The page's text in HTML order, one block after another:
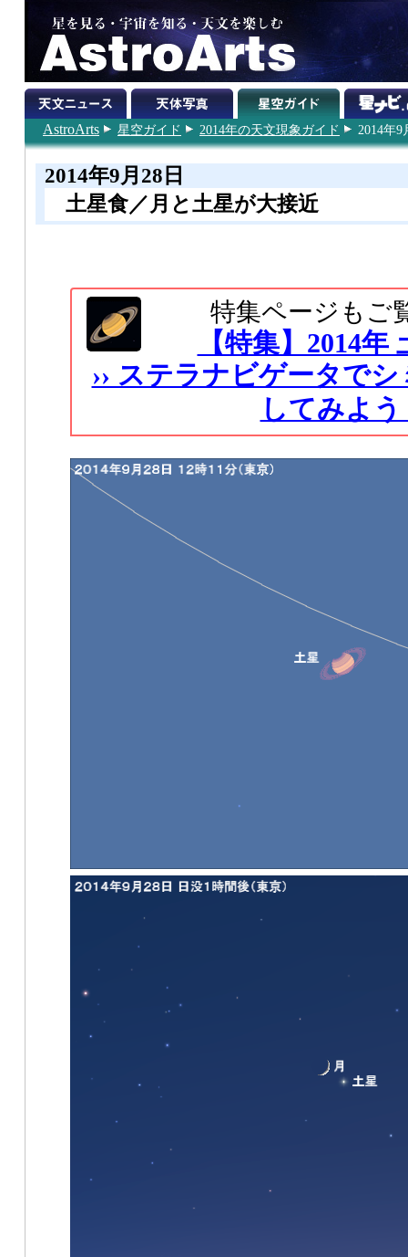
AstroArts 星空ガイド 2014年の天文現象ガイド 2014年9
2014年9月28日
土星食／月と土星が大接近
特集ページもご
【特集】2014
›› ステラナビゲータで
してみよう